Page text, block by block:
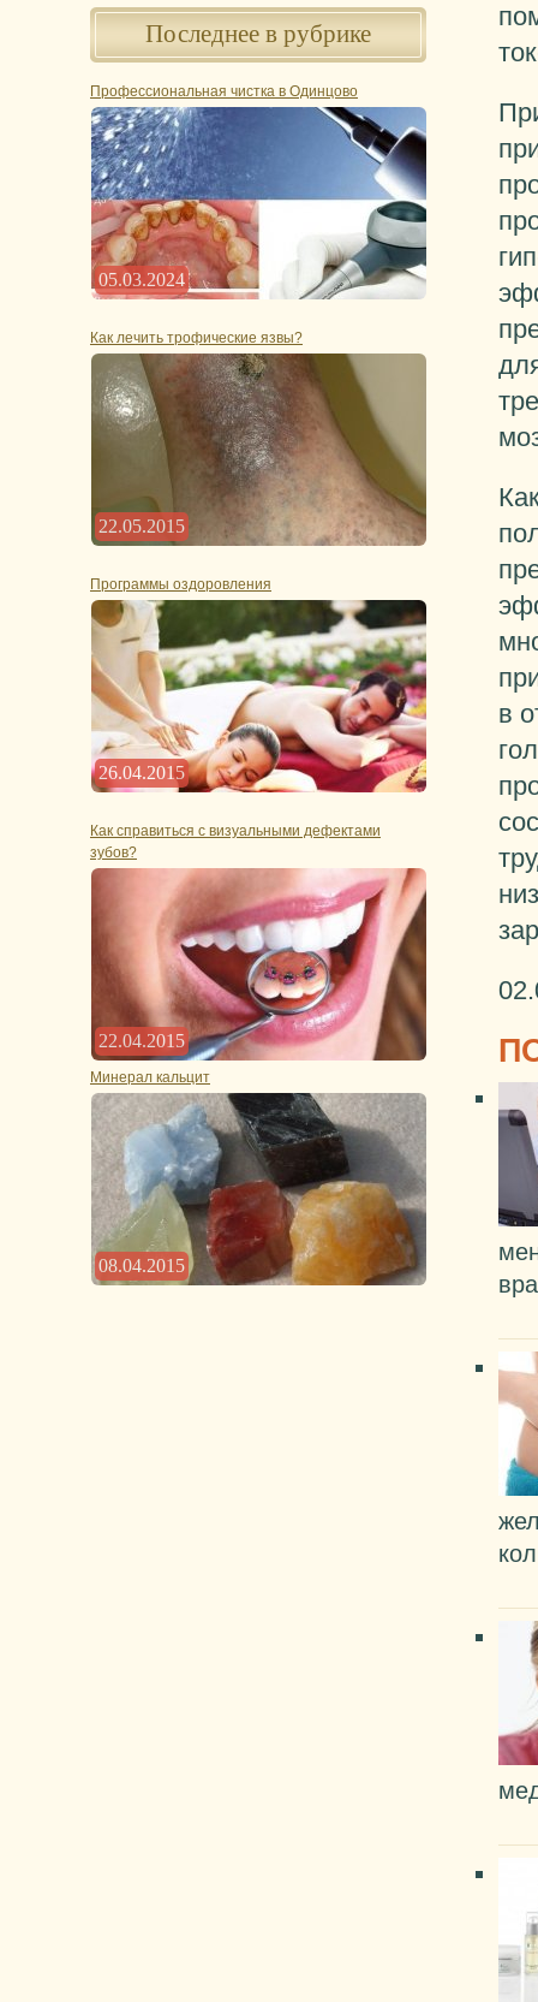
Последнее в рубрике
Профессиональная чистка в Одинцово
05.03.2024
Как лечить трофические язвы?
22.05.2015
Программы оздоровления
26.04.2015
Как справиться с визуальными дефектами
зубов?
22.04.2015
Минерал кальцит
08.04.2015
в